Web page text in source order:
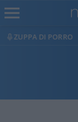
ZUPPA DI PORRO